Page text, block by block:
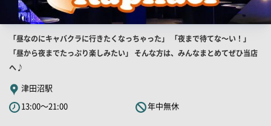
店
舗
PR
キ
ャ
ッ
「昼なのにキャバクラに行きたくなっちゃった」 「夜まで待てな～い！」
「昼から夜までたっぷり楽しみたい」 そんな方は、みんなまとめてぜひ当店
へ♪
津田沼駅
13:00～21:00
年中無休